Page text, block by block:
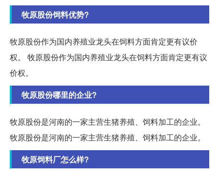
牧原股份饲料优势?
牧原股份作为国内养殖业龙头在饲料方面肯定更有议价
权。 牧原股份作为国内养殖业龙头在饲料方面肯定更有议
价权。
牧原股份哪里的企业?
牧原股份是河南的一家主营生猪养殖、饲料加工的企业。
牧原股份是河南的一家主营生猪养殖、饲料加工的企业。
牧原饲料厂怎么样?